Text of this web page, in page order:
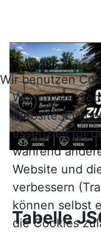
Tabelle
Wir benutzen
Wir nutzen
Website.
essenziell für
während
Website und
verbessern
können selbst
die Cookies